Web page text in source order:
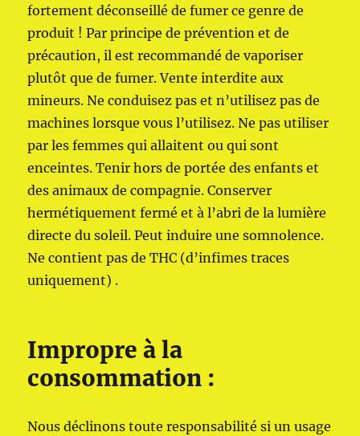
fortement déconseillé de fumer ce genre de
produit ! Par principe de prévention et de
précaution, il est recommandé de vaporiser
plutôt que de fumer. Vente interdite aux
mineurs. Ne conduisez pas et n’utilisez pas de
machines lorsque vous l’utilisez. Ne pas utiliser
par les femmes qui allaitent ou qui sont
enceintes. Tenir hors de portée des enfants et
des animaux de compagnie. Conserver
hermétiquement fermé et à l’abri de la lumière
directe du soleil. Peut induire une somnolence.
Ne contient pas de THC (d’infimes traces
uniquement) .
Impropre à la
consommation :
Nous déclinons toute responsabilité si un usage